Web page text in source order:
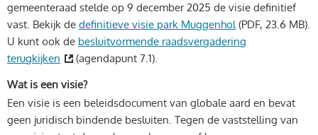
gemeenteraad stelde op 9 december 2025 de visie definitief
vast. Bekijk de definitieve visie park Muggenhol (PDF, 23.6 MB).
U kunt ook de besluitvormende raadsvergadering
terugkijken
(agendapunt 7.1).
Wat is een visie?
Een visie is een beleidsdocument van globale aard en bevat
geen juridisch bindende besluiten. Tegen de vaststelling van